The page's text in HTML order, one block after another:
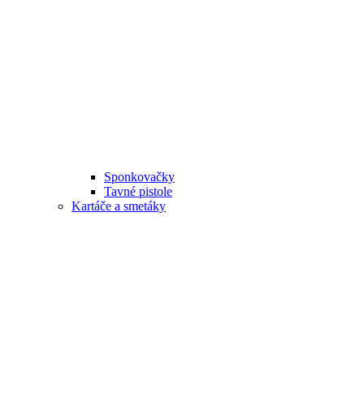
Sponkovačky
Tavné pistole
Kartáče a smetáky